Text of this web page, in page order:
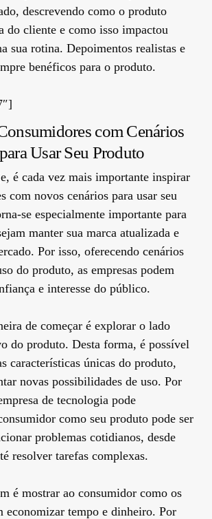
descrevendo como o produto
do cliente e como isso impactou
sua rotina. Depoimentos realistas e
benéficos para o produto.
com Cenários
Usar Seu Produto
é cada vez mais importante inspirar
com novos cenários para usar seu
se especialmente importante para
manter sua marca atualizada e
Por isso, oferecendo cenários
do produto, as empresas podem
e interesse do público.
de começar é explorar o lado
do produto. Desta forma, é possível
características únicas do produto,
novas possibilidades de uso. Por
de tecnologia pode
como seu produto pode ser
problemas cotidianos, desde
resolver tarefas complexas.
é mostrar ao consumidor como os
economizar tempo e dinheiro. Por